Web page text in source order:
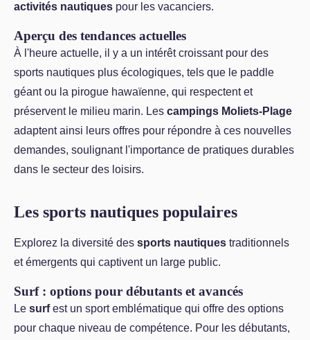
activités nautiques pour les vacanciers.
Aperçu des tendances actuelles
À l'heure actuelle, il y a un intérêt croissant pour des
sports nautiques plus écologiques, tels que le paddle
géant ou la pirogue hawaïenne, qui respectent et
préservent le milieu marin. Les campings Moliets-Plage
adaptent ainsi leurs offres pour répondre à ces nouvelles
demandes, soulignant l'importance de pratiques durables
dans le secteur des loisirs.
Les sports nautiques populaires
Explorez la diversité des sports nautiques traditionnels
et émergents qui captivent un large public.
Surf : options pour débutants et avancés
Le surfest un sport emblématique qui offre des options
pour chaque niveau de compétence. Pour les débutants,